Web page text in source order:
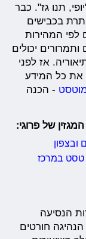
תנו גז". כבר
בכבישים
לפי המהירות
יכולים
אז לפני
כל המידע
- הכנה
של פרוגי:
ובצפון
טסט במרכז
הנסיעה
50 קמ"ש. מורי הנהיגה חורטים